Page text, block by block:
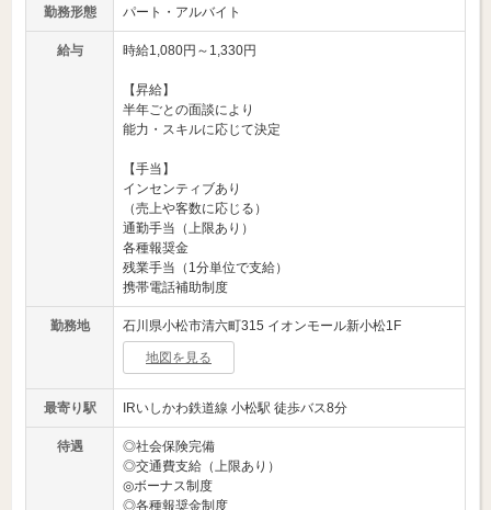
勤務形態 パート・アルバイト
給与 時給1,080円～1,330円
【昇給】
半年ごとの面談により
能力・スキルに応じて決定
【手当】
インセンティブあり
（売上や客数に応じる）
通勤手当（上限あり）
各種報奨金
残業手当（1分単位で支給）
携帯電話補助制度
勤務地 石川県小松市清六町315 イオンモール新小松1F
地図を見る
最寄り駅 IRいしかわ鉄道線 小松駅 徒歩バス8分
待遇
◎社会保険完備
◎交通費支給（上限あり）
◎ボーナス制度
◎各種報奨金制度